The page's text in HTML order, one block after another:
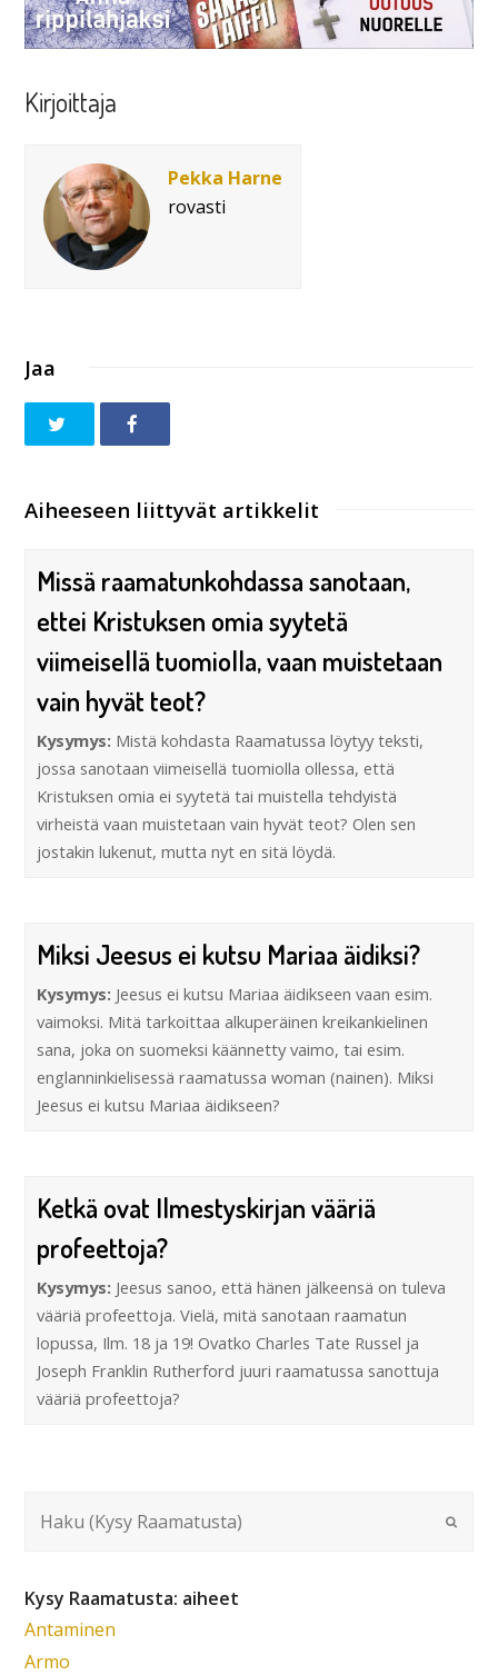
Kirjoittaja
Pekka Harne
rovasti
Jaa
Aiheeseen liittyvät artikkelit
Missä raamatunkohdassa sanotaan,
ettei Kristuksen omia syytetä
viimeisellä tuomiolla, vaan muistetaan
vain hyvät teot?
Kysymys: Mistä kohdasta Raamatussa löytyy teksti,
jossa sanotaan viimeisellä tuomiolla ollessa, että
Kristuksen omia ei syytetä tai muistella tehdyistä
virheistä vaan muistetaan vain hyvät teot? Olen sen
jostakin lukenut, mutta nyt en sitä löydä.
Miksi Jeesus ei kutsu Mariaa äidiksi?
Kysymys: Jeesus ei kutsu Mariaa äidikseen vaan esim.
vaimoksi. Mitä tarkoittaa alkuperäinen kreikankielinen
sana, joka on suomeksi käännetty vaimo, tai esim.
englanninkielisessä raamatussa woman (nainen). Miksi
Jeesus ei kutsu Mariaa äidikseen?
Ketkä ovat Ilmestyskirjan vääriä
profeettoja?
Kysymys: Jeesus sanoo, että hänen jälkeensä on tuleva
vääriä profeettoja. Vielä, mitä sanotaan raamatun
lopussa, Ilm. 18 ja 19! Ovatko Charles Tate Russel ja
Joseph Franklin Rutherford juuri raamatussa sanottuja
vääriä profeettoja?
Kysy Raamatusta: aiheet
Antaminen
Armo